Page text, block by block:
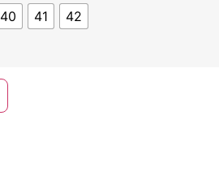
40 41 42